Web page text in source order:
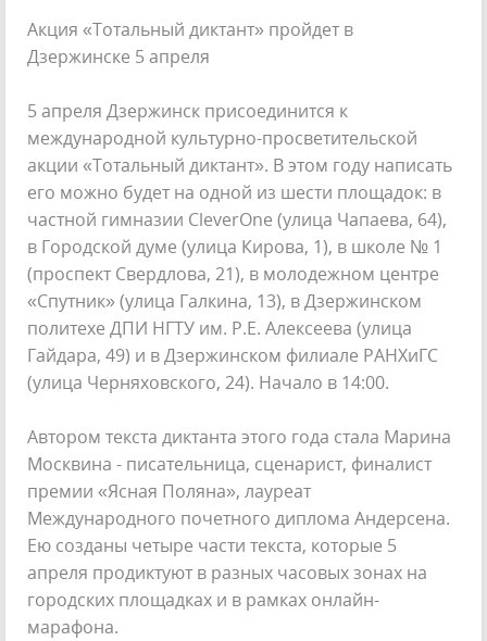
Акция «Тотальный диктант» пройдет в
Дзержинске 5 апреля
5 апреля Дзержинск присоединится к
международной культурно-просветительской
акции «Тотальный диктант». В этом году написать
его можно будет на одной из шести площадок: в
частной гимназии CleverOne (улица Чапаева, 64),
в Городской думе (улица Кирова, 1), в школе № 1
(проспект Свердлова, 21), в молодежном центре
«Спутник» (улица Галкина, 13), в Дзержинском
политехе ДПИ НГТУ им. Р.Е. Алексеева (улица
Гайдара, 49) и в Дзержинском филиале РАНХиГС
(улица Черняховского, 24). Начало в 14:00.
Автором текста диктанта этого года стала Марина
Москвина - писательница, сценарист, финалист
премии «Ясная Поляна», лауреат
Международного почетного диплома Андерсена.
Ею созданы четыре части текста, которые 5
апреля продиктуют в разных часовых зонах на
городских площадках и в рамках онлайн-
марафона.